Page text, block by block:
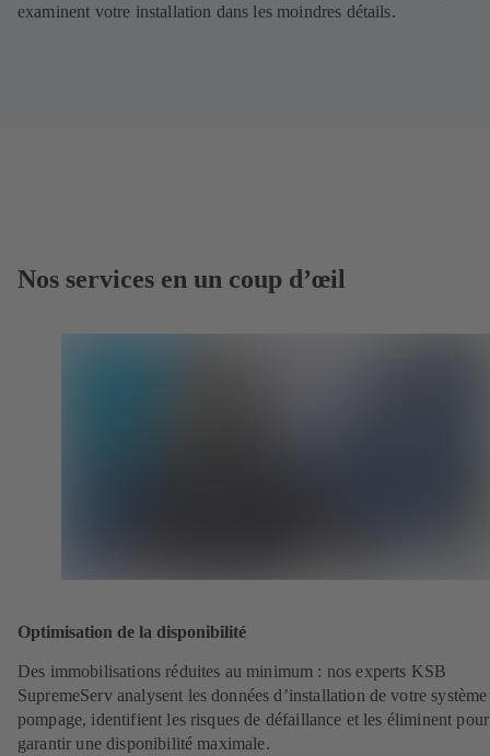
examinent votre installation dans les moindres détails.
Nos services en un coup d’œil
Optimisation de la disponibilité
Des immobilisations réduites au minimum : nos experts KSB
SupremeServ analysent les données d’installation de votre
pompage, identifient les risques de défaillance et les éliminent pour
garantir une disponibilité maximale.